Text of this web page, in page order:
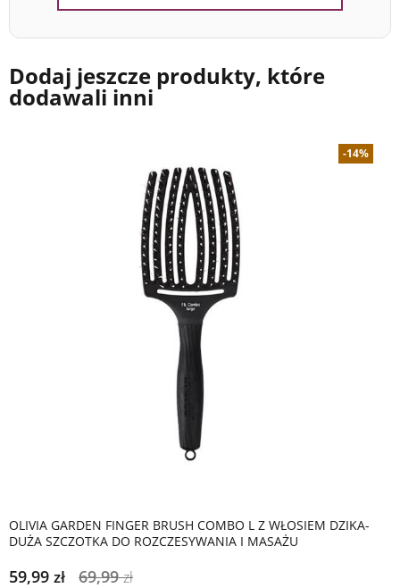
Dodaj jeszcze produkty, które
dodawali inni
-14%
OLIVIA GARDEN FINGER BRUSH COMBO L Z WŁOSIEM DZIKA-
DUŻA SZCZOTKA DO ROZCZESYWANIA I MASAŻU
59,99 zł 69,99zł